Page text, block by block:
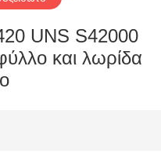
UNS S42000
και λωρίδα